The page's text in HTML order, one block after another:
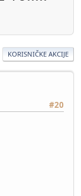
KORISNIČKE AKCIJE
#20